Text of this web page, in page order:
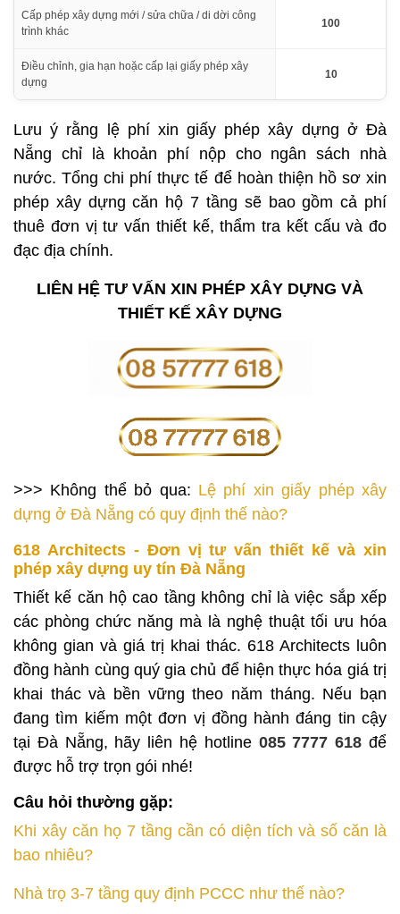
Cấp phép xây dựng mới / sửa chữa / di dời công
trình khác
100
Điều chỉnh, gia hạn hoặc cấp lại giấy phép xây
dựng
10
Lưu ý rằng lệ phí xin giấy phép xây dựng ở Đà
Nẵng chỉ là khoản phí nộp cho ngân sách nhà
nước. Tổng chi phí thực tế để hoàn thiện hồ sơ xin
phép xây dựng căn hộ 7 tầng sẽ bao gồm cả phí
thuê đơn vị tư vấn thiết kế, thẩm tra kết cấu và đo
đạc địa chính.
LIÊN HỆ TƯ VẤN XIN PHÉP XÂY DỰNG VÀ
THIẾT KẾ XÂY DỰNG
>>> Không thể bỏ qua: Lệ phí xin giấy phép xây
dựng ở Đà Nẵng có quy định thế nào?
618 Architects - Đơn vị tư vấn thiết kế và xin
phép xây dựng uy tín Đà Nẵng
Thiết kế căn hộ cao tầng không chỉ là việc sắp xếp
các phòng chức năng mà là nghệ thuật tối ưu hóa
không gian và giá trị khai thác. 618 Architects luôn
đồng hành cùng quý gia chủ để hiện thực hóa giá trị
khai thác và bền vững theo năm tháng. Nếu bạn
đang tìm kiếm một đơn vị đồng hành đáng tin cậy
tại Đà Nẵng, hãy liên hệ hotline 085 7777 618 để
được hỗ trợ trọn gói nhé!
Câu hỏi thường gặp:
Khi xây căn họ 7 tầng cần có diện tích và số căn là
bao nhiêu?
Nhà trọ 3-7 tầng quy định PCCC như thế nào?